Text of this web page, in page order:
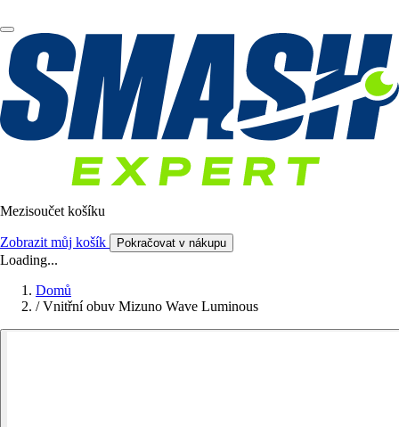
Mezisoučet košíku
Zobrazit můj košík Pokračovat v nákupu
Loading...
Domů
/ Vnitřní obuv Mizuno Wave Luminous